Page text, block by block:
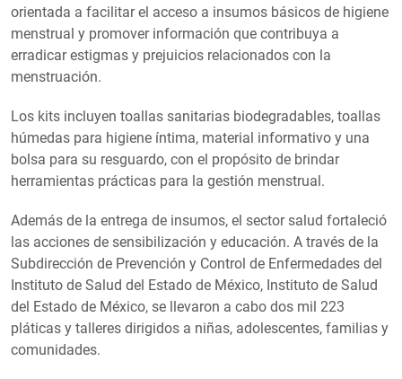
orientada a facilitar el acceso a insumos básicos de higiene
menstrual y promover información que contribuya a
erradicar estigmas y prejuicios relacionados con la
menstruación.
Los kits incluyen toallas sanitarias biodegradables, toallas
húmedas para higiene íntima, material informativo y una
bolsa para su resguardo, con el propósito de brindar
herramientas prácticas para la gestión menstrual.
Además de la entrega de insumos, el sector salud fortaleció
las acciones de sensibilización y educación. A través de la
Subdirección de Prevención y Control de Enfermedades del
Instituto de Salud del Estado de México, Instituto de Salud
del Estado de México, se llevaron a cabo dos mil 223
pláticas y talleres dirigidos a niñas, adolescentes, familias y
comunidades.